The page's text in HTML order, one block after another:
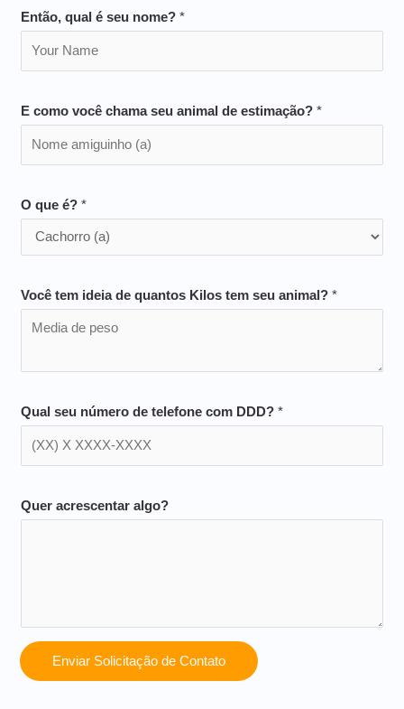
Então, qual é seu nome?*
E como você chama seu animal de estimação?*
O que é?*
Você tem ideia de quantos Kilos tem seu animal?*
Qual seu número de telefone com DDD?*
Quer acrescentar algo?
Enviar Solicitação de Contato